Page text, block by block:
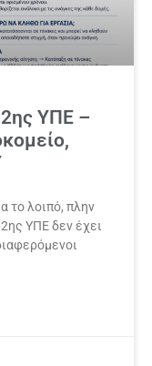
ΥΠΕ –
το λοιπό, πλην
ΥΠΕ δεν έχει